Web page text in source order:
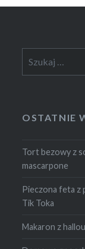
OSTATNIE
Tort bezowy z
mascarpone
Pieczona feta z
Tik Toka
Makaron z